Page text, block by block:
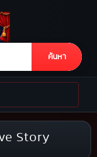
ค้นหา
Story